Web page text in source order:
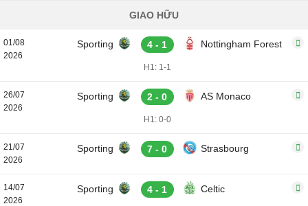
GIAO HỮU
01/08
2026
Sporting 4 - 1 Nottingham Forest
H1: 1-1
26/07
2026
Sporting 2 - 0 AS Monaco
H1: 0-0
21/07
2026
Sporting 7 - 0 Strasbourg
14/07
2026
Sporting 4 - 1 Celtic